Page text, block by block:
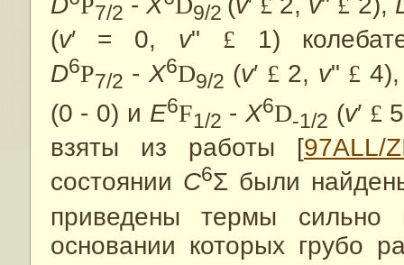
7/2 9/2
(v′ = 0, v" £1)
D6P7/2 -X6D9/2 (v′ £2, v" £
(0 - 0) и E6F1/2 -X6D-1/2 (v′ £
взяты из работы [97ALL/
состоянии C6Σ были
приведены термы сильно
основании которых грубо